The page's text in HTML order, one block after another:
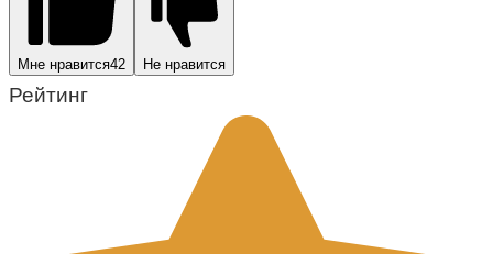
Мне нравится42 Не нравится
Рейтинг